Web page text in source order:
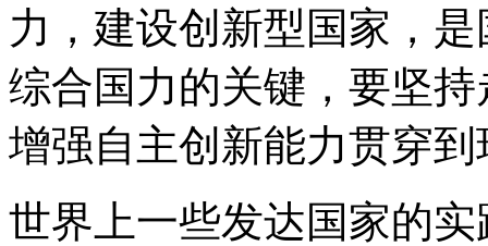
力，建设创新型国家，
综合国力的关键，要坚
增强自主创新能力贯穿
世界上一些发达国家的